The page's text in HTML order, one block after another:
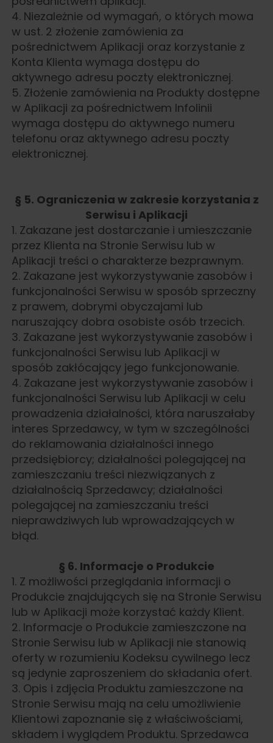
4. Niezależnie od wymagań, o których mowa
w ust. 2 złożenie zamówienia za
pośrednictwem Aplikacji oraz korzystanie z
Konta Klienta wymaga dostępu do
aktywnego adresu poczty elektronicznej.
5. Złożenie zamówienia na Produkty dostępne
w Aplikacji za pośrednictwem Infolinii
wymaga dostępu do aktywnego numeru
telefonu oraz aktywnego adresu poczty
elektronicznej.
§ 5. Ograniczenia w zakresie korzystania z
Serwisu i Aplikacji
1. Zakazane jest dostarczanie i umieszczanie
przez Klienta na Stronie Serwisu lub w
Aplikacji treści o charakterze bezprawnym.
2. Zakazane jest wykorzystywanie zasobów i
funkcjonalności Serwisu w sposób sprzeczny
z prawem, dobrymi obyczajami lub
naruszający dobra osobiste osób trzecich.
3. Zakazane jest wykorzystywanie zasobów i
funkcjonalności Serwisu lub Aplikacji w
sposób zakłócający jego funkcjonowanie.
4. Zakazane jest wykorzystywanie zasobów i
funkcjonalności Serwisu lub Aplikacji w celu
prowadzenia działalności, która naruszałaby
interes Sprzedawcy, w tym w szczególności
do reklamowania działalności innego
przedsiębiorcy; działalności polegającej na
zamieszczaniu treści niezwiązanych z
działalnością Sprzedawcy; działalności
polegającej na zamieszczaniu treści
nieprawdziwych lub wprowadzających w
błąd.
§ 6. Informacje o Produkcie
1. Z możliwości przeglądania informacji o
Produkcie znajdujących się na Stronie Serwisu
lub w Aplikacji może korzystać każdy Klient.
2. Informacje o Produkcie zamieszczone na
Stronie Serwisu lub w Aplikacji nie stanowią
oferty w rozumieniu Kodeksu cywilnego lecz
są jedynie zaproszeniem do składania ofert.
3. Opis i zdjęcia Produktu zamieszczone na
Stronie Serwisu mają na celu umożliwienie
Klientowi zapoznanie się z właściwościami,
składem i wyglądem Produktu. Sprzedawca